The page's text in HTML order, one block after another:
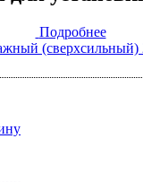
Подробнее
(сверхсильный)